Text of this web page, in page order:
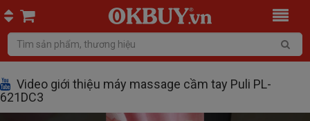
Video giới thiệu máy massage cầm tay Puli PL-
621DC3